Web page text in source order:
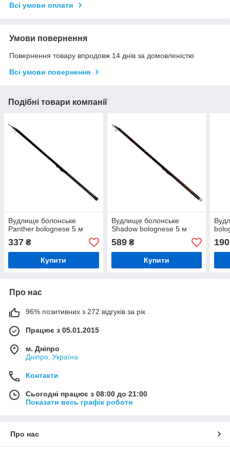
Всі умови оплати
Умови повернення
Повернення товару впродовж 14 днів за домовленістю
Всі умови повернення
Подібні товари компанії
Вудлище болонське
Panther bolognese 5 м
337 ₴
Купити
Вудлище болонське
Shadow bolognese 5 м
589₴
Купити
190
Про нас
96% позитивних з 272 відгуків за рік
Працює з 05.01.2015
м. Дніпро
Дніпро, Україна
Контакти
Сьогодні працює з 08:00 до 21:00
Показати весь графік роботи
Про нас